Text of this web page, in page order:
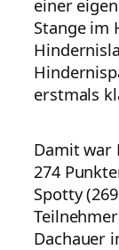
einer
Stange im
erstmals
Damit war
274
Spotty
Dachauer